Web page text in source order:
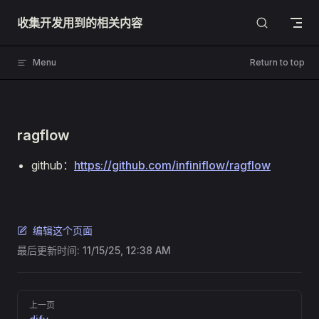
Skip to content
收集开发用到的相关内容
Menu Return to top
ragflow
github： https://github.com/infiniflow/ragflow
编辑这个页面
最后更新时间: 11/15/25, 12:38 AM
Pager
上一页